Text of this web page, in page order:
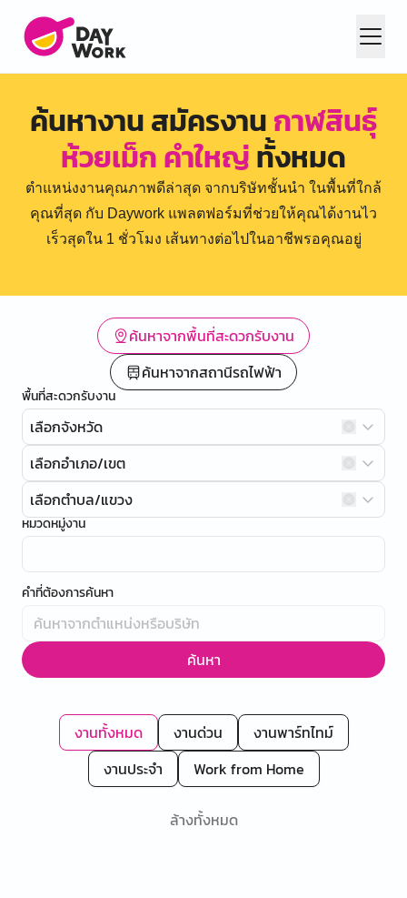
ค้นหางาน สมัครงานกาฬสินธุ์
ห้วยเม็ก คำใหญ่ทั้งหมด
ตำแหน่งงานคุณภาพดีล่าสุด จากบริษัทชั้นนำ ในพื้นที่ใกล้
คุณที่สุด กับ Daywork แพลตฟอร์มที่ช่วยให้คุณได้งานไว
เร็วสุดใน 1 ชั่วโมง เส้นทางต่อไปในอาชีพรอคุณอยู่
ค้นหาจากพื้นที่สะดวกรับงาน
ค้นหาจากสถานีรถไฟฟ้า
พื้นที่สะดวกรับงาน
เลือกจังหวัด
เลือกอำเภอ/เขต
เลือกตำบล/แขวง
หมวดหมู่งาน
คำที่ต้องการค้นหา
ค้นหา
งานทั้งหมด งานด่วน
งานพาร์ทไทม์
งานประจำ
Work from Home
ล้างทั้งหมด